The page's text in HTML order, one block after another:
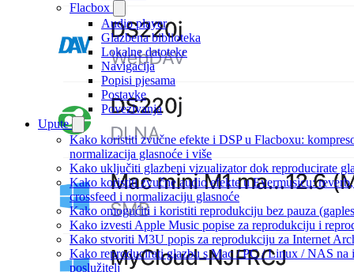
Flacbox
Audio player
Glazbena biblioteka
Lokalne datoteke
Navigacija
Popisi pjesama
Postavke
Povezivanja
Upute
Kako koristiti zvučne efekte i DSP u Flacboxu:
normalizacija glasnoće i više
Kako uključiti glazbeni vizualizator dok reproducirate
Kako koristiti zvučne audio efekte u Evermusicu:
crossfeed i normalizaciju glasnoće
Kako omogućiti i koristiti reprodukciju bez pauza
Kako izvesti Apple Music popise za reprodukciju i
Kako stvoriti M3U popis za reprodukciju za Internet
Kako reproducirati glazbu s Mac / PC / Linux / NAS
poslužitelj